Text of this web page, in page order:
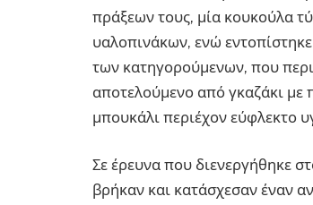
πράξεων τους, μία κουκούλα
υαλοπινάκων, ενώ
των κατηγορούμενων, που
αποτελούμενο από γκαζάκι με
μπουκάλι περιέχον εύφλεκτο
Σε έρευνα που διενεργήθηκε
βρήκαν και κατάσχεσαν έναν